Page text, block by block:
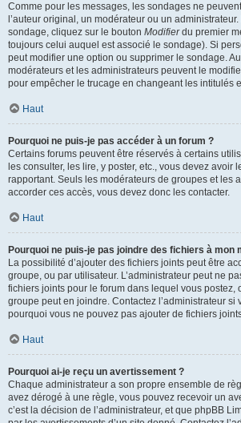
Comme pour les messages, les sondages ne
l’auteur original, un modérateur ou un
sondage, cliquez sur le bouton Modifierdu premier
toujours celui auquel est associé le sondage). Si
peut modifier une option ou supprimer le sondage.
modérateurs et les administrateurs peuvent le
pour empêcher le trucage en changeant les intitulés
Haut
Pourquoi ne puis-je pas accéder à un forum ?
Certains forums peuvent être réservés à certains
les consulter, les lire, y poster, etc., vous devez avoir
rapportant. Seuls les modérateurs de groupes et les
accorder ces accès, vous devez donc les contacter.
Haut
Pourquoi ne puis-je pas joindre des fichiers à mon
La possibilité d’ajouter des fichiers joints peut être
groupe, ou par utilisateur. L’administrateur peut ne
fichiers joints pour le forum dans lequel vous postez,
groupe peut en joindre. Contactez l’administrateur si
pourquoi vous ne pouvez pas ajouter de fichiers
Haut
Pourquoi ai-je reçu un avertissement ?
Chaque administrateur a son propre ensemble de
avez dérogé à une règle, vous pouvez recevoir un
c’est la décision de l’administrateur, et que phpBB